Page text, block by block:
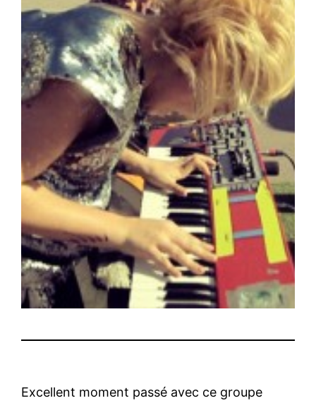
Excellent moment passé avec ce groupe